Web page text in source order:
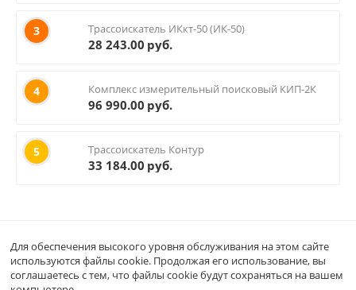
3 Трассоискатель ИКкт-50 (ИК-50)
28 243.00 руб.
4 Комплекс измерительный поисковый КИП-2К
96 990.00 руб.
5 Трассоискатель Контур
33 184.00 руб.
Кабинет покупателя
Для обеспечения высокого уровня обслуживания на этом сайте
используются файлы cookie. Продолжая его использование, вы
соглашаетесь с тем, что файлы cookie будут сохраняться на вашем